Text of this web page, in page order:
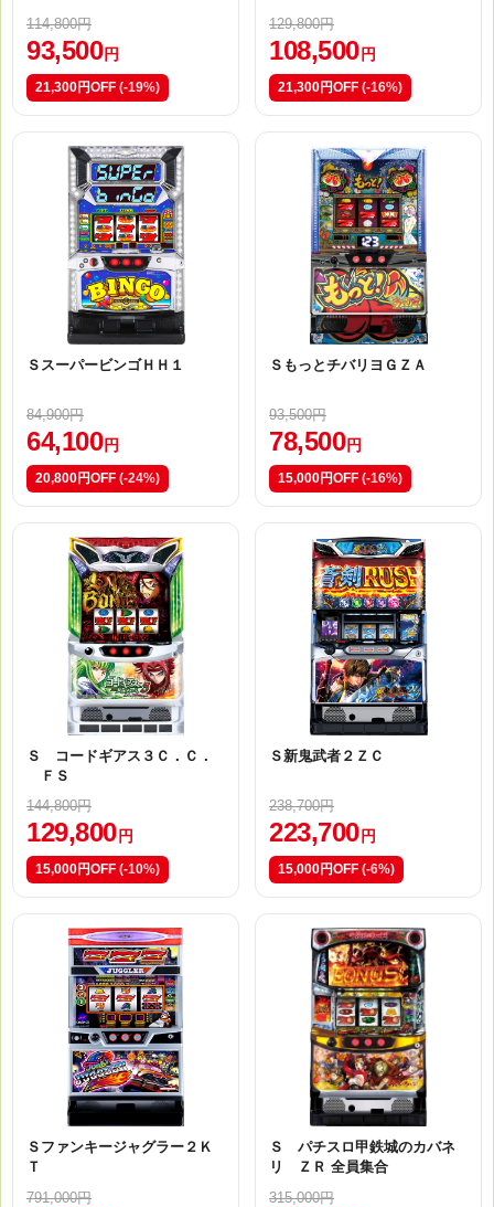
114,800円
93,500 円
21,300円OFF (-19%)
129,800円
108,500 円
21,300円OFF (-16%)
ＳスーパービンゴＨＨ１
84,900円
64,100 円
20,800円OFF (-24%)
ＳもっとチバリヨＧＺＡ
93,500円
78,500 円
15,000円OFF (-16%)
Ｓ コードギアス３Ｃ．Ｃ．
ＦＳ
144,800円
129,800 円
15,000円OFF (-10%)
Ｓ新鬼武者２ＺＣ
238,700円
223,700 円
15,000円OFF (-6%)
Ｓファンキージャグラー２Ｋ
Ｔ
791,000円
Ｓ パチスロ甲鉄城のカバネ
リ ＺＲ 全員集合
315,000円